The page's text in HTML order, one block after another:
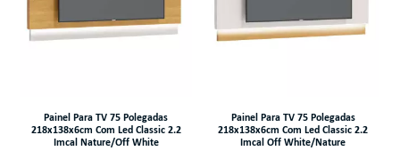
Painel Para TV 75 Polegadas
218x138x6cm Com Led Classic 2.2
Imcal Nature/Off White
Painel Para TV 75 Polegadas
218x138x6cm Com Led Classic 2.2
Imcal Off White/Nature